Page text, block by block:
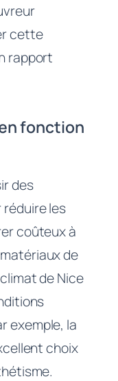
cette
rapport
fonction
des
les
coûteux à
de
de Nice
exemple, la
choix